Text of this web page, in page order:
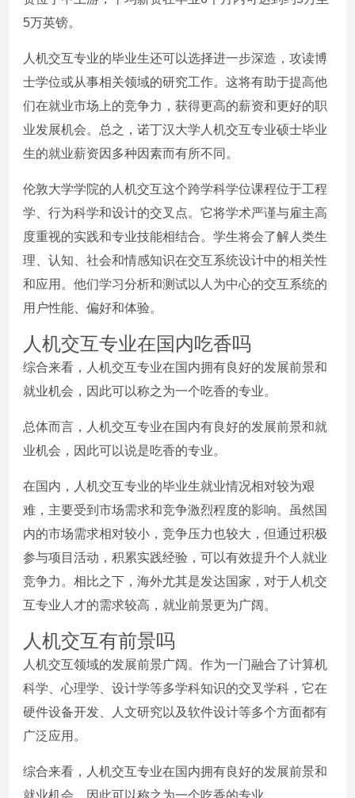
5万英镑。
人机交互专业的毕业生还可以选择进一步深造，攻读博
士学位或从事相关领域的研究工作。这将有助于提高他
们在就业市场上的竞争力，获得更高的薪资和更好的职
业发展机会。总之，诺丁汉大学人机交互专业硕士毕业
生的就业薪资因多种因素而有所不同。
伦敦大学学院的人机交互这个跨学科学位课程位于工程
学、行为科学和设计的交叉点。它将学术严谨与雇主高
度重视的实践和专业技能相结合。学生将会了解人类生
理、认知、社会和情感知识在交互系统设计中的相关性
和应用。他们学习分析和测试以人为中心的交互系统的
用户性能、偏好和体验。
人机交互专业在国内吃香吗
综合来看，人机交互专业在国内拥有良好的发展前景和
就业机会，因此可以称之为一个吃香的专业。
总体而言，人机交互专业在国内有良好的发展前景和就
业机会，因此可以说是吃香的专业。
在国内，人机交互专业的毕业生就业情况相对较为艰
难，主要受到市场需求和竞争激烈程度的影响。虽然国
内的市场需求相对较小，竞争压力也较大，但通过积极
参与项目活动，积累实践经验，可以有效提升个人就业
竞争力。相比之下，海外尤其是发达国家，对于人机交
互专业人才的需求较高，就业前景更为广阔。
人机交互有前景吗
人机交互领域的发展前景广阔。作为一门融合了计算机
科学、心理学、设计学等多学科知识的交叉学科，它在
硬件设备开发、人文研究以及软件设计等多个方面都有
广泛应用。
综合来看，人机交互专业在国内拥有良好的发展前景和